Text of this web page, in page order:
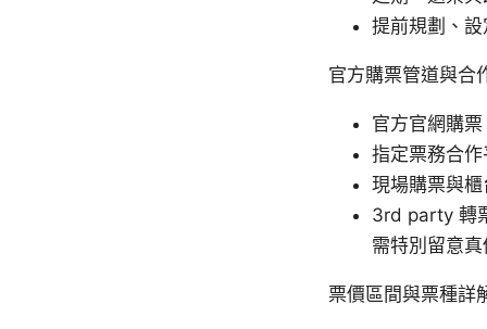
提前規劃、
官方購票管道與合
官方官網購
指定票務合
現場購票與
3rd party 轉
需特別留意
票價區間與票種詳